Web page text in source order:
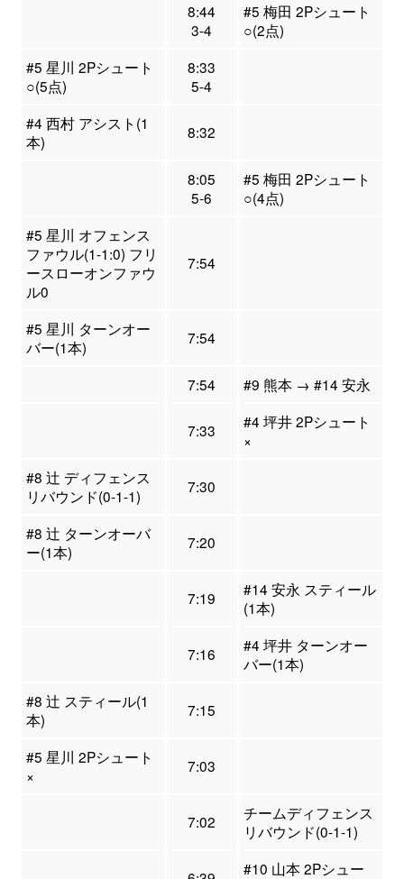
8:44
3-4
#5 梅田 2Pシュート
○(2点)
#5 星川 2Pシュート
○(5点)
8:33
5-4
#4 西村 アシスト(1
本)
8:32
8:05
5-6
#5 梅田 2Pシュート
○(4点)
#5 星川 オフェンス
ファウル(1-1:0) フリ
ースローオンファウ
ル0
7:54
#5 星川 ターンオー
バー(1本)
7:54
7:54 #9 熊本 → #14 安永
7:33
#4 坪井 2Pシュート
×
#8 辻 ディフェンス
リバウンド(0-1-1)
7:30
#8 辻 ターンオーバ
ー(1本)
7:20
7:19
#14 安永 スティール
(1本)
7:16
#4 坪井 ターンオー
バー(1本)
#8 辻 スティール(1
本)
7:15
#5 星川 2Pシュート
×
7:03
7:02
チームディフェンス
リバウンド(0-1-1)
#10 山本 2Pシュー